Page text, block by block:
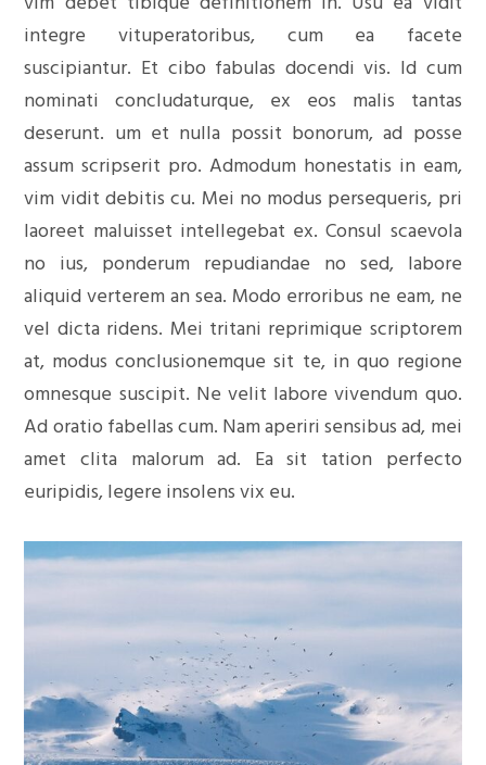
integre vituperatoribus, cum ea facete
suscipiantur. Et cibo fabulas docendi vis. Id cum
nominati concludaturque, ex eos malis tantas
deserunt. um et nulla possit bonorum, ad posse
assum scripserit pro. Admodum honestatis in eam,
vim vidit debitis cu. Mei no modus persequeris, pri
laoreet maluisset intellegebat ex. Consul scaevola
no ius, ponderum repudiandae no sed, labore
aliquid verterem an sea. Modo erroribus ne eam, ne
vel dicta ridens. Mei tritani reprimique scriptorem
at, modus conclusionemque sit te, in quo regione
omnesque suscipit. Ne velit labore vivendum quo.
Ad oratio fabellas cum. Nam aperiri sensibus ad, mei
amet clita malorum ad. Ea sit tation perfecto
euripidis, legere insolens vix eu.